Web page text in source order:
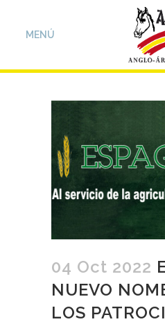
04 Oct 2022
NUEVO
LOS